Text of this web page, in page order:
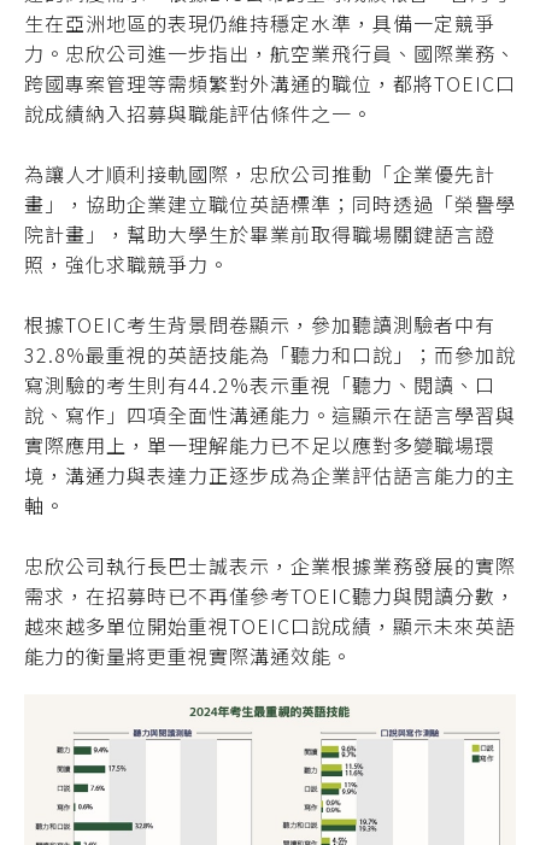
生在亞洲地區的表現仍維持穩定水準，具備一定競爭
力。忠欣公司進一步指出，航空業飛行員、國際業務、
跨國專案管理等需頻繁對外溝通的職位，都將TOEIC口
說成績納入招募與職能評估條件之一。
為讓人才順利接軌國際，忠欣公司推動「企業優先計
畫」，協助企業建立職位英語標準；同時透過「榮譽學
院計畫」，幫助大學生於畢業前取得職場關鍵語言證
照，強化求職競爭力。
根據TOEIC考生背景問卷顯示，參加聽讀測驗者中有
32.8%最重視的英語技能為「聽力和口說」；而參加說
寫測驗的考生則有44.2%表示重視「聽力、閱讀、口
說、寫作」四項全面性溝通能力。這顯示在語言學習與
實際應用上，單一理解能力已不足以應對多變職場環
境，溝通力與表達力正逐步成為企業評估語言能力的主
軸。
忠欣公司執行長巴士誠表示，企業根據業務發展的實際
需求，在招募時已不再僅參考TOEIC聽力與閱讀分數，
越來越多單位開始重視TOEIC口說成績，顯示未來英語
能力的衡量將更重視實際溝通效能。